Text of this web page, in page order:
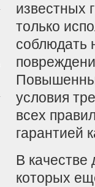
известных
только
соблюдать
условия
всех
гарантией
В качестве
которых